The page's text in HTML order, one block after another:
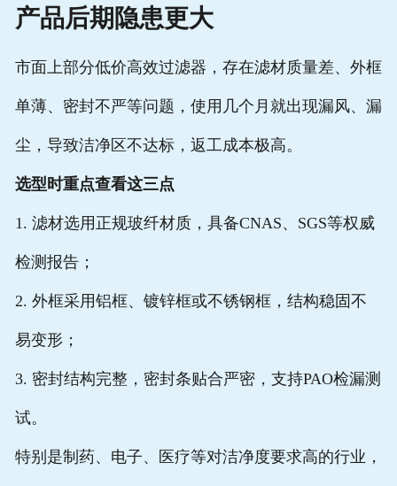
产品后期隐患更大
市面上部分低价高效过滤器，存在滤材质量差、外框
单薄、密封不严等问题，使用几个月就出现漏风、漏
尘，导致洁净区不达标，返工成本极高。
选型时重点查看这三点
1. 滤材选用正规玻纤材质，具备CNAS、SGS等权威
检测报告；
2. 外框采用铝框、镀锌框或不锈钢框，结构稳固不
易变形；
3. 密封结构完整，密封条贴合严密，支持PAO检漏测
试。
特别是制药、电子、医疗等对洁净度要求高的行业，